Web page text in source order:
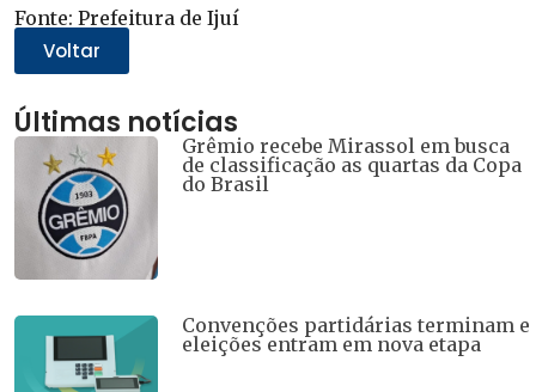
WhatsApp(abre
em
nova
janela)
Twitter(abre
em
Facebook(abre
em
Telegram(abre
em
Fonte: Prefeitura de Ijuí
Voltar
Últimas notícias
Grêmio recebe Mirassol em busca
de classificação as quartas da Copa
do Brasil
Convenções partidárias terminam e
eleições entram em nova etapa